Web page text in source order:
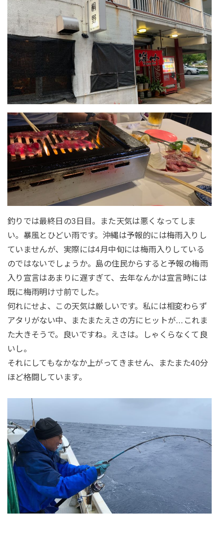
釣りでは最終日の3日目。また天気は悪くなってしま
い。暴風とひどい雨です。沖縄は予報的には梅雨入りし
ていませんが、実際には4月中旬には梅雨入りしている
のではないでしょうか。島の住民からすると予報の梅雨
入り宣言はあまりに遅すぎて、去年なんかは宣言時には
既に梅雨明け寸前でした。
何れにせよ、この天気は厳しいです。私には相変わらず
アタリがない中、またまたえさの方にヒットが…これま
た大きそうで。良いですね。えさは。しゃくらなくて良
いし。
それにしてもなかなか上がってきません、またまた40分
ほど格闘しています。